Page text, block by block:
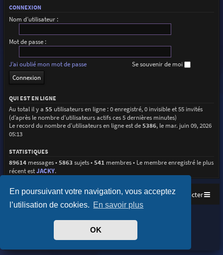
En poursuivant votre navigation, vous acceptez
l’utilisation de cookies. En savoir plus
OK
CONNEXION
Nom d’utilisateur :
Mot de passe :
J’ai oublié mon mot de passe Se souvenir de moi
QUI EST EN LIGNE
Au total il y a 55utilisateurs en ligne : 0 enregistré, 0 invisible et 55 invités
(d’après le nombre d’utilisateurs actifs ces 5 dernières minutes)
Le record du nombre d’utilisateurs en ligne est de5386, le mar. juin 09, 2026
05:13
STATISTIQUES
89614messages •5863 sujets •541 membres • Le membre enregistré le plus
récent estJACKY.
Accueil Index du forum Nous contacter
Développé par
® Forum Software © phpBB Limited
Traduit par
Confidentialité|Conditions